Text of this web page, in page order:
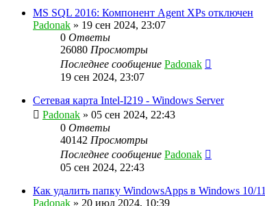
MS SQL 2016: Компонент Agent XPs отключен
Padonak » 19 сен 2024, 23:07
0 Ответы
26080 Просмотры
Последнее сообщение Padonak
19 сен 2024, 23:07
Сетевая карта Intel-I219 - Windows Server
Padonak » 05 сен 2024, 22:43
0 Ответы
40142 Просмотры
Последнее сообщение Padonak
05 сен 2024, 22:43
Как удалить папку WindowsApps в Windows 10/11
Padonak » 20 июл 2024, 10:39